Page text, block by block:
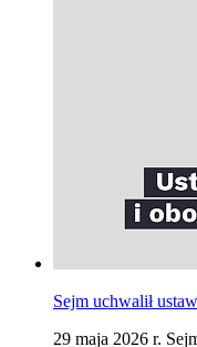
Sejm uchwalił
29 maja 2026 r.